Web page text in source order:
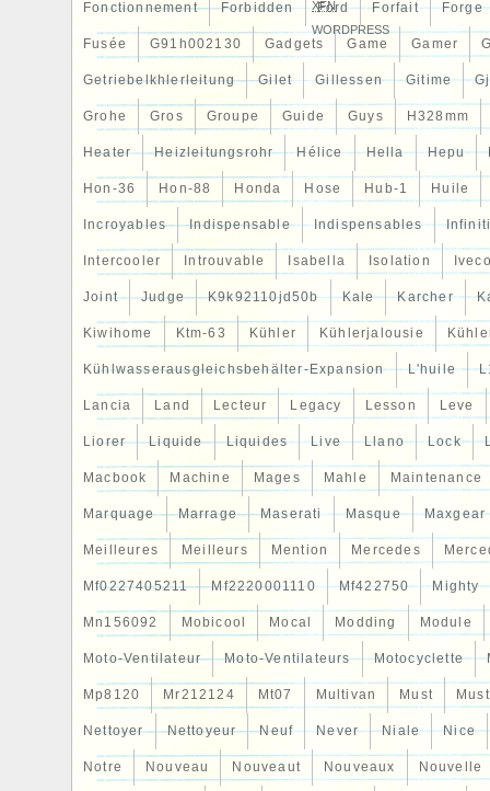
Fonctionnement Forbidden Ford Forfait Forge
Fusée G91h002130 Gadgets Game Gamer
Getriebelkhlerleitung Gilet Gillessen Gitime
Grohe Gros Groupe Guide Guys H328mm
Heater Heizleitungsrohr Hélice Hella Hepu
Hon-36 Hon-88 Honda Hose Hub-1 Huile
Incroyables Indispensable Indispensables
Intercooler Introuvable Isabella Isolation
Joint Judge K9k92110jd50b Kale Karcher
Kiwihome Ktm-63 Kühler Kühlerjalousie
Kühlwasserausgleichsbehälter-Expansion L'huile
Lancia Land Lecteur Legacy Lesson Leve
Liorer Liquide Liquides Live Llano Lock
Macbook Machine Mages Mahle Maintenance
Marquage Marrage Maserati Masque Maxgear
Meilleures Meilleurs Mention Mercedes
Mf0227405211 Mf2220001110 Mf422750 Mighty
Mn156092 Mobicool Mocal Modding Module
Moto-Ventilateur Moto-Ventilateurs Motocyclette
Mp8120 Mr212124 Mt07 Multivan Must
Nettoyer Nettoyeur Neuf Never Niale Nice
Notre Nouveau Nouveaut Nouveaux Nouvelle
XFN
WORDPRESS